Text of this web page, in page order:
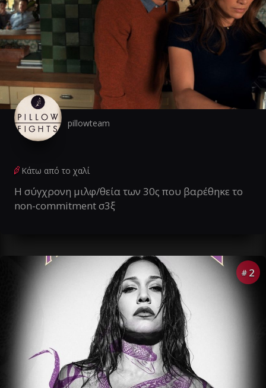
pillowteam
Κάτω από το χαλί
Η σύγχρονη μιλφ/θεία των 30ς που βαρέθηκε το
non-commitment σ3ξ
# 2